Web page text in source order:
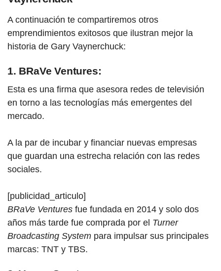
A continuación te compartiremos otros
emprendimientos exitosos que ilustran mejor la
historia de Gary Vaynerchuck:
1. BRaVe Ventures:
Esta es una firma que asesora redes de televisión
en torno a las tecnologías más emergentes del
mercado.
A la par de incubar y financiar nuevas empresas
que guardan una estrecha relación con las redes
sociales.
[publicidad_articulo]
BRaVe Ventures fue fundada en 2014 y solo dos
años más tarde fue comprada por el Turner
Broadcasting System para impulsar sus principales
marcas: TNT y TBS.